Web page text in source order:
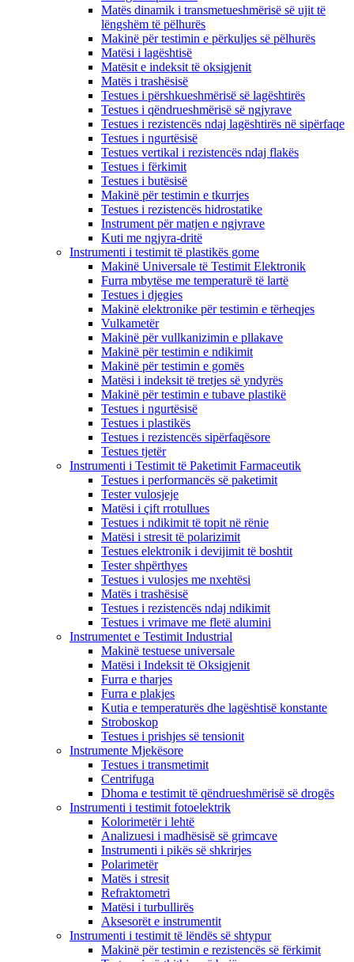
Matës dinamik i transmetueshmërisë së ujit të
lëngshëm të pëlhurës
Makinë për testimin e përkuljes së pëlhurës
Matësi i lagështisë
Matësit e indeksit të oksigjenit
Matës i trashësisë
Testues i përshkueshmërisë së lagështirës
Testues i qëndrueshmërisë së ngjyrave
Testues i rezistencës ndaj lagështirës në sipërfaqe
Testues i ngurtësisë
Testues vertikal i rezistencës ndaj flakës
Testues i fërkimit
Testues i butësisë
Makinë për testimin e tkurrjes
Testues i rezistencës hidrostatike
Instrument për matjen e ngjyrave
Kuti me ngjyra-dritë
Instrumenti i testimit të plastikës gome
Makinë Universale të Testimit Elektronik
Furra mbytëse me temperaturë të lartë
Testues i djegies
Makinë elektronike për testimin e tërheqjes
Vulkametër
Makinë për vullkanizimin e pllakave
Makinë për testimin e ndikimit
Makinë për testimin e gomës
Matësi i indeksit të tretjes së yndyrës
Makinë për testimin e tubave plastikë
Testues i ngurtësisë
Testues i plastikës
Testues i rezistencës sipërfaqësore
Testues tjetër
Instrumenti i Testimit të Paketimit Farmaceutik
Testues i performancës së paketimit
Tester vulosjeje
Matësi i çift rrotullues
Testues i ndikimit të topit në rënie
Matësi i stresit të polarizimit
Testues elektronik i devijimit të boshtit
Tester shpërthyes
Testues i vulosjes me nxehtësi
Matës i trashësisë
Testues i rezistencës ndaj ndikimit
Testues i vrimave me fletë alumini
Instrumentet e Testimit Industrial
Makinë testuese universale
Matësi i Indeksit të Oksigjenit
Furra e tharjes
Furra e plakjes
Kutia e temperaturës dhe lagështisë konstante
Stroboskop
Testues i prishjes së tensionit
Instrumente Mjekësore
Testues i transmetimit
Centrifuga
Dhoma e testimit të qëndrueshmërisë së drogës
Instrumenti i testimit fotoelektrik
Kolorimetër i lehtë
Analizuesi i madhësisë së grimcave
Instrumenti i pikës së shkrirjes
Polarimetër
Matës i stresit
Refraktometri
Matësi i turbullirës
Aksesorët e instrumentit
Instrumenti i testimit të lëndës së shtypur
Makinë për testimin e rezistencës së fërkimit